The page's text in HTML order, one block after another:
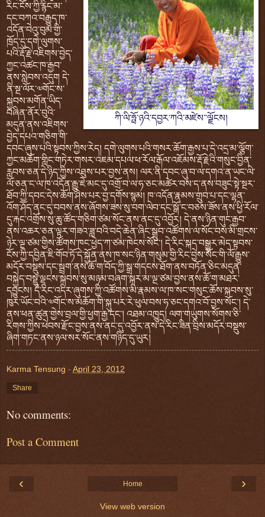
ཀི་ལི་ཧྥོ་ཉའི་དབྱར་ཀའི་མཛེས་་ལྗོངས།
རིང་ངོས་ཀྱི་རྙིང་མ་
དང་བཀའ་བརྒྱུད་ཁ་
འདོན་བེའུ་བུམ་གྱི་
ཁྲོད་དུ་དགེ་ལུགས་
པའི་རྡོ་རྗེ་འཇིགས་བྱེད་
ཀྱང་འཚང་ཁ་རྒྱབ་
ནས་སླེབས་འདུག དེ་
ནི་སྔ་ལོར་༧གོང་ས་
སྐྱབས་མགོན་ཡིད་
བཞིན་ནོར་བུའི་
མདུན་ནས་འཇིགས་
བྱེད་དཔའ་གཅིག་གི་
དབང་ཞུས་པའི་སྟབས་ཀྱིས་རེད། དགེ་ལུགས་པའི་གསར་ཆོག་རྒྱས་པ་དེ་འདྲ་མ་ལྕོག་
ཀྱང་མཆོག་གླིང་གཏེར་གསར་འཇམ་དཔལ་ཕ་རོལ་རྒོལ་འཇོམས་རྡོ་རྗེའི་གསུང་བྱིན་
རླབས་ཅན་དེ་ཉིད་ཀྱིས་འཐུས་པར་བྱས་ནས། ལར་ནི་དབང་ཞུ་བ་ལ་དགའ་ན་ཡང་ལེ་
ལོ་ཅན་ང་ལ་ཁ་འདོན་རྒྱུ་ཇེ་མང་དུ་འགྲོ་བ་ལ་ཧ་ཅང་མཚེར་བས་ད་ནས་བཟུང་སྟེ་སྔར་
ཐོབ་ཀྱི་དབང་དེས་ཆོག་ཤེས་པར་བྱ་དགོས་སྙམ། ཁ་འདོན་རྣམས་གྲུབ་པ་དང་ལྷན་
འོག་ཤོད་ནང་དུ་བབས་ནས་ཞོགས་ཟས་སུ་བག་ལེབ་དང་སྒོ་ང་བཅས་ཟོས་ནས་ཕྱི་རོལ་
དུ་རྐང་འགྲོས་སུ་ཆུ་ཚོད་གཅིག་ཙམ་སོང་ནས་ནང་དུ་འབྱོར། དེ་ནས་ཉིན་གུང་རྒྱབ་
ནས་འཆར་ཅན་ལྟར་གཟའ་ཟླ་བའི་བདེ་ཆེན་ཞིང་སྒྲུབ་འཚོགས་ལ་སོང་བས་མི་གྲངས་
ཉེར་ལྔ་ཙམ་གྱིས་ཚོགས་ཁང་ཕྱེད་ཀ་ཙམ་ཁེངས་སོང་། དེ་རིང་སྐད་བསྒྱུར་མེད་སྟབས་
ངོས་ཀྱི་དབྱིན་ཇི་གོབ་ཏོ་དེ་སྐྱོན་ནས་ཁ་སང་ཉིན་གསུམ་གྱི་རིང་བྱེས་སོང་གི་ལོ་རྒྱུས་
མདོར་བསྡུས་དང་སྦྲག་ནས་ཆོ་ག་བོད་ཀྱི་སྒྲ་གདངས་ཐོག་ནས་བཏོན་ཅིང་མདུན་
བསྐྱེད་བསྡུ་ལྡངས་སྐབས་སུ་མཉམ་བཞག་སྐར་མ་ལྔ་ཙམ་བྱས་ནས་ཆོ་ག་མཐར་
དབྱུངས། དེ་རིང་འདིར་ཞུགས་ཀྱི་འཚོགས་མི་རྣམས་ལ་ཁ་སང་གསུང་ཆོས་སྐབས་སུ་
ཁུར་ཡོང་བའི་༧གོང་ས་མཆོག་གི་སྐུ་པར་རེ་ཕུལ་བས་ཧ་ཅང་དགའ་བོ་བྱས་སོང་། དེ་
ནས་ཕན་ཚུན་གྱེས་བྲལ་གྱི་ཕྱག་རྒྱ་དང་། འཐམ་འཁྱུད། ལག་གཡུགས་སོགས་ཅི་
རིགས་ཀྱིས་ཕེབས་རྫོང་བྱས་ནས་ནང་དུ་འབྱོར་ནས་དེ་རིང་ཟིན་བྲིས་མདོར་བསྡུས་
ཞིག་གཏང་ནས་ཉལ་སར་སོང་ནས་གཉིད་དུ་ཡུར།
Karma Tensung - April 23, 2012
Share
No comments:
Post a Comment
‹ ›
Home
View web version